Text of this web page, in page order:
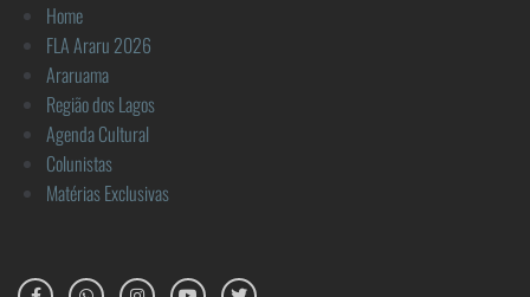
Home
FLA Araru 2026
Araruama
Região dos Lagos
Agenda Cultural
Colunistas
Matérias Exclusivas